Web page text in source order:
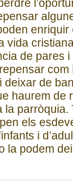
enriquir
vida
de pares
de
haurem de
parròquia.
els
i
la podem